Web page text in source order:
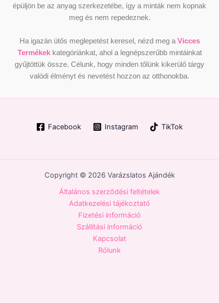
épüljön be az anyag szerkezetébe, így a minták nem kopnak
meg és nem repedeznek.
Ha igazán ütős meglepetést keresel, nézd meg a Vicces
Termékekkategóriánkat, ahol a legnépszerűbb mintáinkat
gyűjtöttük össze. Célunk, hogy minden tőlünk kikerülő tárgy
valódi élményt és nevetést hozzon az otthonokba.
Facebook Instagram TikTok
Copyright © 2026 Varázslatos Ajándék
Általános szerződési feltételek
Adatkezelési tájékoztató
Fizetési információ
Szállítási információ
Kapcsolat
Rólunk